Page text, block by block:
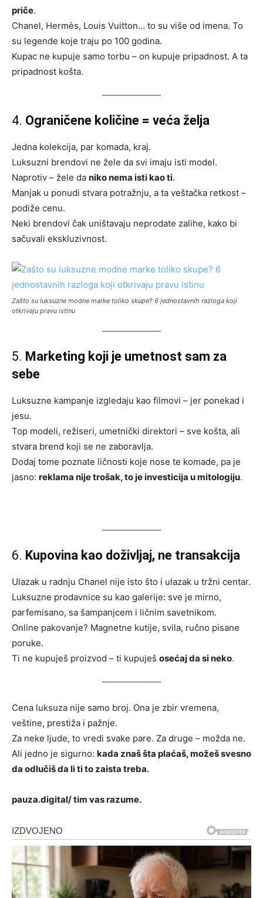
priče.
Chanel, Hermès, Louis Vuitton… to su više od imena. To
su legende koje traju po 100 godina.
Kupac ne kupuje samo torbu – on kupuje pripadnost. A ta
pripadnost košta.
4. Ograničene količine = veća želja
Jedna kolekcija, par komada, kraj.
Luksuzni brendovi ne žele da svi imaju isti model.
Naprotiv – žele da niko nema isti kao ti.
Manjak u ponudi stvara potražnju, a ta veštačka retkost –
podiže cenu.
Neki brendovi čak uništavaju neprodate zalihe, kako bi
sačuvali ekskluzivnost.
Zašto su luksuzne modne marke toliko skupe? 6 jednostavnih razloga koji
otkrivaju pravu istinu
5. Marketing koji je umetnost sam za
sebe
Luksuzne kampanje izgledaju kao filmovi – jer ponekad i
jesu.
Top modeli, režiseri, umetnički direktori – sve košta, ali
stvara brend koji se ne zaboravlja.
Dodaj tome poznate ličnosti koje nose te komade, pa je
jasno: reklama nije trošak, to je investicija u mitologiju.
6. Kupovina kao doživljaj, ne transakcija
Ulazak u radnju Chanel nije isto što i ulazak u tržni centar.
Luksuzne prodavnice su kao galerije: sve je mirno,
parfemisano, sa šampanjcem i ličnim savetnikom.
Online pakovanje? Magnetne kutije, svila, ručno pisane
poruke.
Ti ne kupuješ proizvod – ti kupuješ osećaj da si neko.
Cena luksuza nije samo broj. Ona je zbir vremena,
veštine, prestiža i pažnje.
Za neke ljude, to vredi svake pare. Za druge – možda ne.
Ali jedno je sigurno: kada znaš šta plaćaš, možeš svesno
da odlučiš da li ti to zaista treba.
pauza.digital/ tim vas razume.